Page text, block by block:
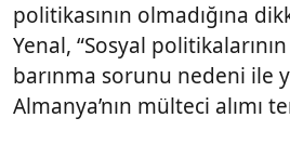
politikasının olmadığına
Yenal, “Sosyal
barınma sorunu nedeni ile
Almanya’nın mülteci alımı